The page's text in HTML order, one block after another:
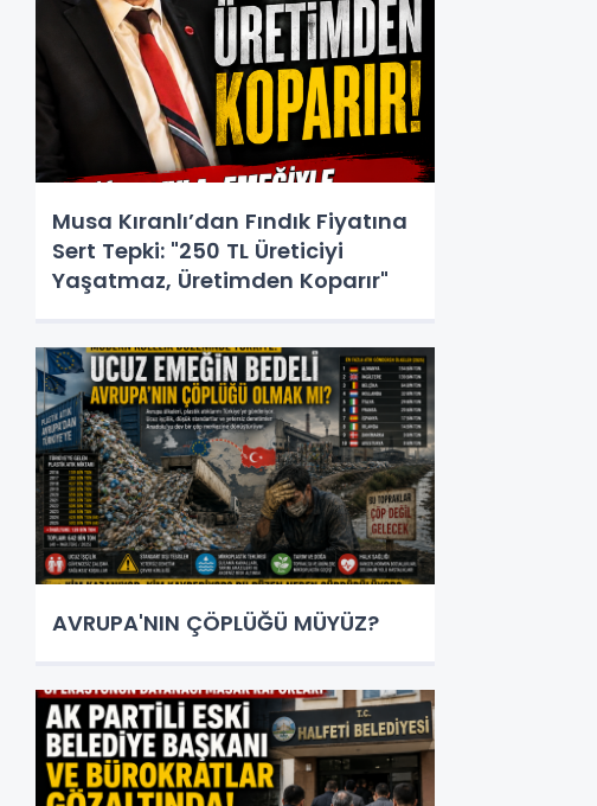
Musa Kıranlı’dan Fındık Fiyatına
Sert Tepki: "250 TL Üreticiyi
Yaşatmaz, Üretimden Koparır"
AVRUPA'NIN ÇÖPLÜĞÜ MÜYÜZ?